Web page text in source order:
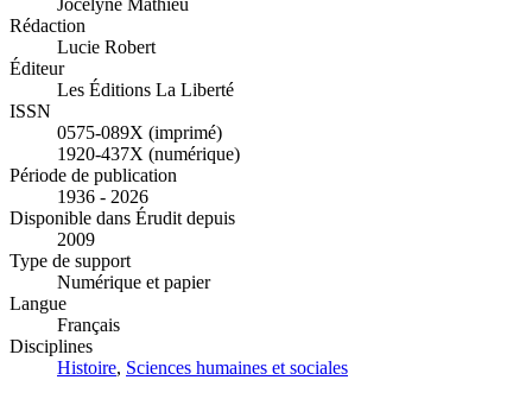
Jocelyne Mathieu
Rédaction
Lucie Robert
Éditeur
Les Éditions La Liberté
ISSN
0575-089X (imprimé)
1920-437X (numérique)
Période de publication
1936 - 2026
Disponible dans Érudit depuis
2009
Type de support
Numérique et papier
Langue
Français
Disciplines
Histoire, Sciences humaines et sociales